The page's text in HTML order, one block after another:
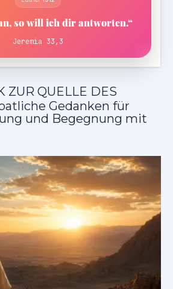
so will ich dir antworten.“
Jeremia 33,3
ZUR QUELLE DES
Gedanken für
und Begegnung mit